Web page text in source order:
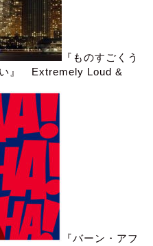
『ものすごくう
い』 Extremely Loud &
『バーン・アフ